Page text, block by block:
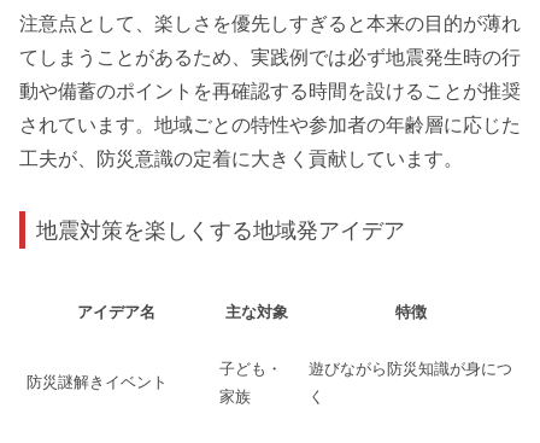
注意点として、楽しさを優先しすぎると本来の目的が薄れ
てしまうことがあるため、実践例では必ず地震発生時の行
動や備蓄のポイントを再確認する時間を設けることが推奨
されています。地域ごとの特性や参加者の年齢層に応じた
工夫が、防災意識の定着に大きく貢献しています。
地震対策を楽しくする地域発アイデア
アイデア名 主な対象 特徴
防災謎解きイベント
子ども・
家族
遊びながら防災知識が身につ
く